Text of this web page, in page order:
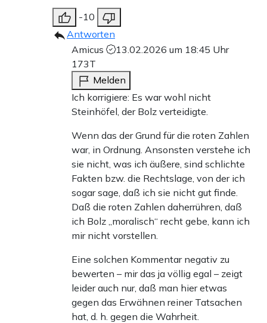
-10
Antworten
Amicus
13.02.2026 um 18:45 Uhr
173T
Melden
Ich korrigiere: Es war wohl nicht
Steinhöfel, der Bolz verteidigte.
Wenn das der Grund für die roten Zahlen
war, in Ordnung. Ansonsten verstehe ich
sie nicht, was ich äußere, sind schlichte
Fakten bzw. die Rechtslage, von der ich
sogar sage, daß ich sie nicht gut finde.
Daß die roten Zahlen daherrühren, daß
ich Bolz „moralisch“ recht gebe, kann ich
mir nicht vorstellen.
Eine solchen Kommentar negativ zu
bewerten – mir das ja völlig egal – zeigt
leider auch nur, daß man hier etwas
gegen das Erwähnen reiner Tatsachen
hat, d. h. gegen die Wahrheit.